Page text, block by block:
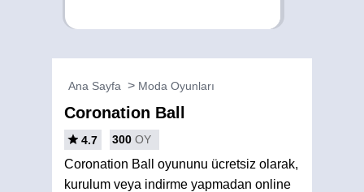
Ana Sayfa Moda Oyunları
Coronation Ball
4.7 300 OY
Coronation Ball oyununu ücretsiz olarak,
kurulum veya indirme yapmadan online